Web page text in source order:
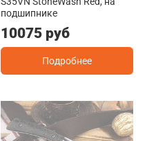
подшипнике
10075 руб
Подробнее